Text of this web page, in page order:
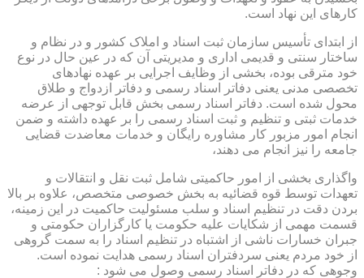
کارهای این نهاد است.
از ابتدای تأسیس سازمان ثبت اسناد و املاک کشور و در نظام و
ساختار سنتی و قدیمی اداری و مدیریتی آن که در عین حال در نوع
خود مترقی بوده، بخشی از وظایف اجرایی بر عهده نهادهای
تخصصی مدنی یعنی دفاتر اسناد رسمی و دفاتر ازدواج و طلاق
محول شده است. دفاتر اسناد رسمی بخش قابل توجهی از عرضه
خدمات ثبتی و تنظیم و ثبت اسناد رسمی را بر عهده داشته و ضمن
انجام امور مزبور کار مشاوره رایگان و خدمات معاضدت قضایی
جامعه را نیز انجام می دهند،
واگذاری بخشی از امور حاکمیتی شامل ثبت نقل و انتقالات و
تعهدات توسط قوه قضائیه به بخش خصوصی متخصص، علاوه بر بالا
بردن دقت در تنظیم اسناد و سلب مسئولیت حاکمیت در این زمینه،
قسمت مهمی از شکایات علیه حکومت یا کارگزاران حکومتی و
جبران خسارات ناشی از اشتباه در تنظیم اسناد را به سمت گروهی
از خود مردم یعنی سردفتران اسناد رسمی هدایت نموده است.
وجوهی که در دفاتر اسناد رسمی وصول می شود :